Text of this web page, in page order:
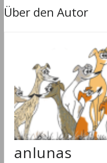
Über den Autor
anlunas